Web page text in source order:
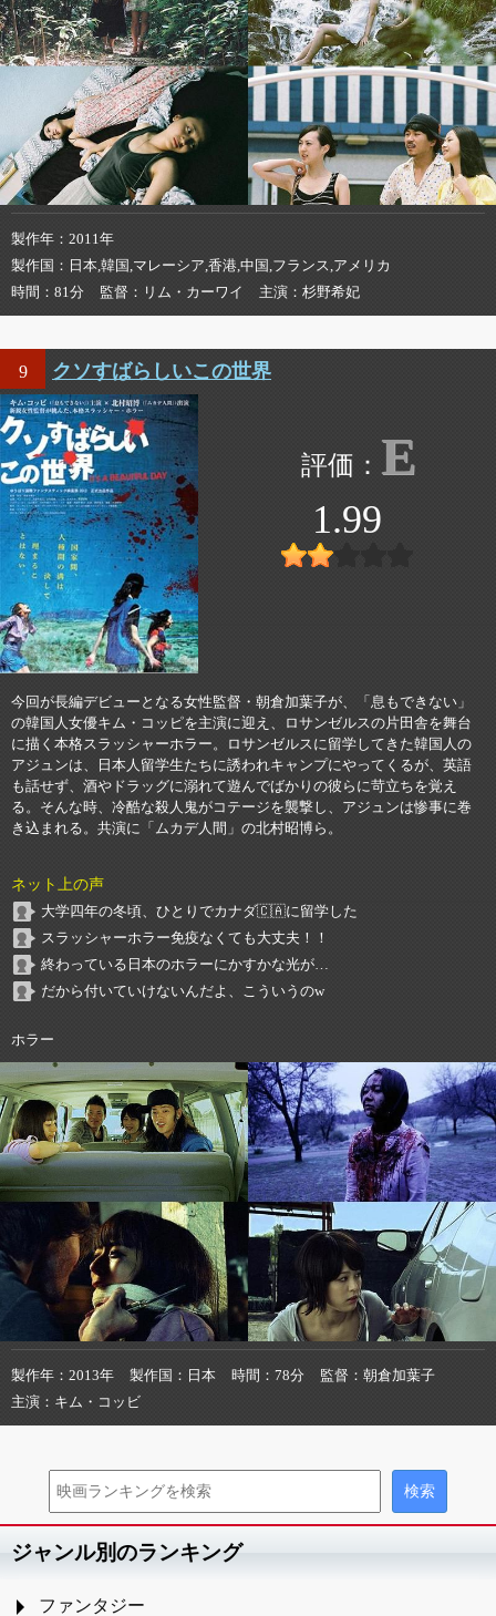
製作年
2011年
製作国
日本,韓国,マレーシア,香港,中国,フランス,アメリカ
時間
81分 監督 リム・カーワイ 主演 杉野希妃
9 クソすばらしいこの世界
E
1.99
今回が長編デビューとなる女性監督・朝倉加葉子が、「息もできない」
の韓国人女優キム・コッピを主演に迎え、ロサンゼルスの片田舎を舞台
に描く本格スラッシャーホラー。ロサンゼルスに留学してきた韓国人の
アジュンは、日本人留学生たちに誘われキャンプにやってくるが、英語
も話せず、酒やドラッグに溺れて遊んでばかりの彼らに苛立ちを覚え
る。そんな時、冷酷な殺人鬼がコテージを襲撃し、アジュンは惨事に巻
き込まれる。共演に「ムカデ人間」の北村昭博ら。
ネット上の声
大学四年の冬頃、ひとりでカナダ🇨🇦に留学した
スラッシャーホラー免疫なくても大丈夫！！
終わっている日本のホラーにかすかな光が…
だから付いていけないんだよ、こういうのw
ホラー
製作年 2013年 製作国 日本 時間 78分 監督
朝倉加葉子
主演
キム・コッビ
ジャンル別のランキング
ファンタジー